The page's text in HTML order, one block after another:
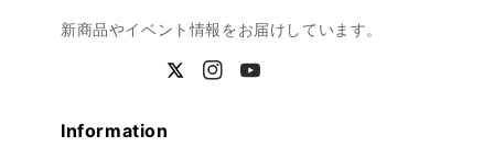
新商品やイベント情報をお届けしています。
TwitterInstagram
YouTube
Information